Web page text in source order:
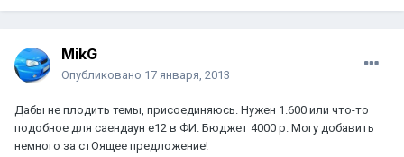
MikG
Опубликовано 17 января, 2013
Дабы не плодить темы, присоединяюсь. Нужен 1.600 или что-то
подобное для саендаун е12 в ФИ. Бюджет 4000 р. Могу добавить
немного за стОящее предложение!